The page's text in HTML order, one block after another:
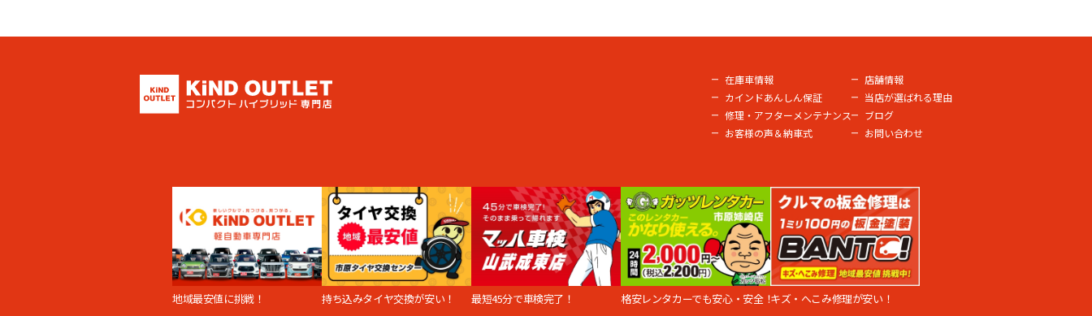
在庫車情報
カインドあんしん保証
修理・アフターメンテナンス
お客様の声＆納車式
店舗情報
当店が選ばれる理由
ブログ
お問い合わせ
地域最安値に挑戦！ 持ち込みタイヤ交換が安い！ 最短45分で車検完了！ 格安レンタカーでも安心・安全！キズ・へこみ修理が安い！